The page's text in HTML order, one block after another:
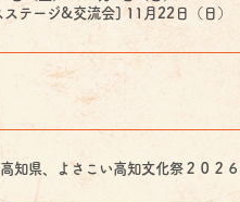
テージ&交流会] 11月22日（日）
知県、よさこい高知文化祭２０２